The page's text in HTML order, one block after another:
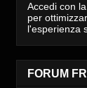
Accedi con
per
l'esperienza
FORUM